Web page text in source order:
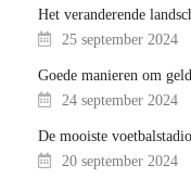
Het veranderende
25 september 2024
Goede manieren om
24 september 2024
De mooiste
20 september 2024